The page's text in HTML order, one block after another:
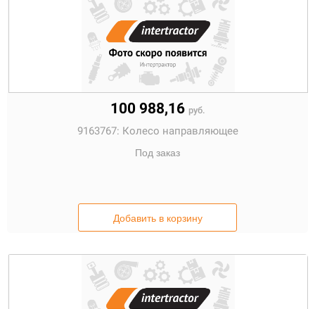
100 988,16 руб.
9163767: Колесо направляющее
Под заказ
Добавить в корзину